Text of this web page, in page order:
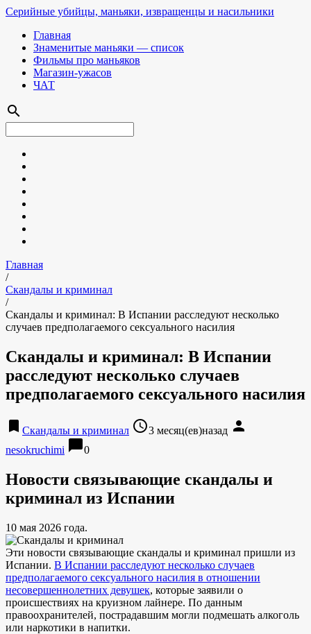
Серийные убийцы, маньяки, извращенцы и насильники
Главная
Знаменитые маньяки — список
Фильмы про маньяков
Магазин-ужасов
ЧАТ
search
Главная
/
Скандалы и криминал
/
Скандалы и криминал: В Испании расследуют несколько
случаев предполагаемого сексуального насилия
Скандалы и криминал: В Испании
расследуют несколько случаев
предполагаемого сексуального насилия
bookmark Скандалы и криминал access_time3 месяц(ев)назад person
nesokruchimi chat_bubble0
Новости связывающие скандалы и
криминал из Испании
10 мая 2026 года.
Эти новости связывающие скандалы и криминал пришли из
Испании. В Испании расследуют несколько случаев
предполагаемого сексуального насилия в отношении
несовершеннолетних девушек, которые заявили о
происшествиях на круизном лайнере. По данным
правоохранителей, пострадавшим могли подмешать алкоголь
или наркотики в напитки.